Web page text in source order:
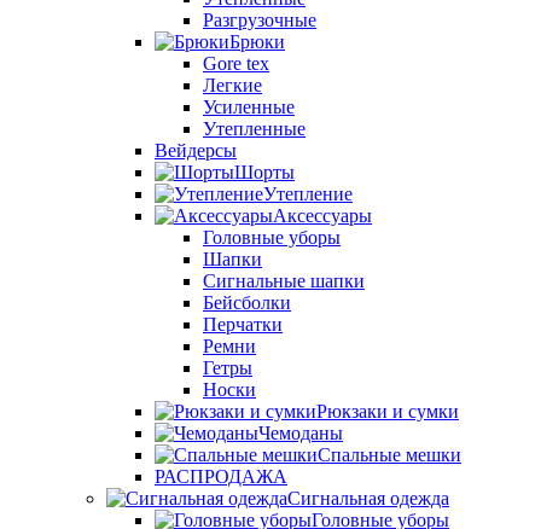
Разгрузочные
Брюки
Gore tex
Легкие
Усиленные
Утепленные
Вейдерсы
Шорты
Утепление
Аксессуары
Головные уборы
Шапки
Сигнальные шапки
Бейсболки
Перчатки
Ремни
Гетры
Носки
Рюкзаки и сумки
Чемоданы
Спальные мешки
РАСПРОДАЖА
Сигнальная одежда
Головные уборы